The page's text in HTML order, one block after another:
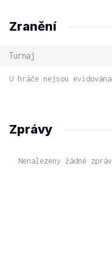
Zranění
Turnaj
U hráče nejsou
Zprávy
Nenalezeny žádné